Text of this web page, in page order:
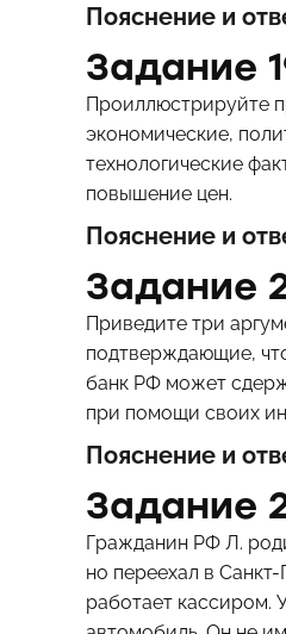
Пояснение и
Задание
Проиллюстрируйте
экономические,
технологические
повышение цен.
Пояснение и
Задание
Приведите три
подтверждающие,
банк РФ может
при помощи своих
Пояснение и
Задание
Гражданин РФ Л.
но переехал в Санкт-
работает кассиром.